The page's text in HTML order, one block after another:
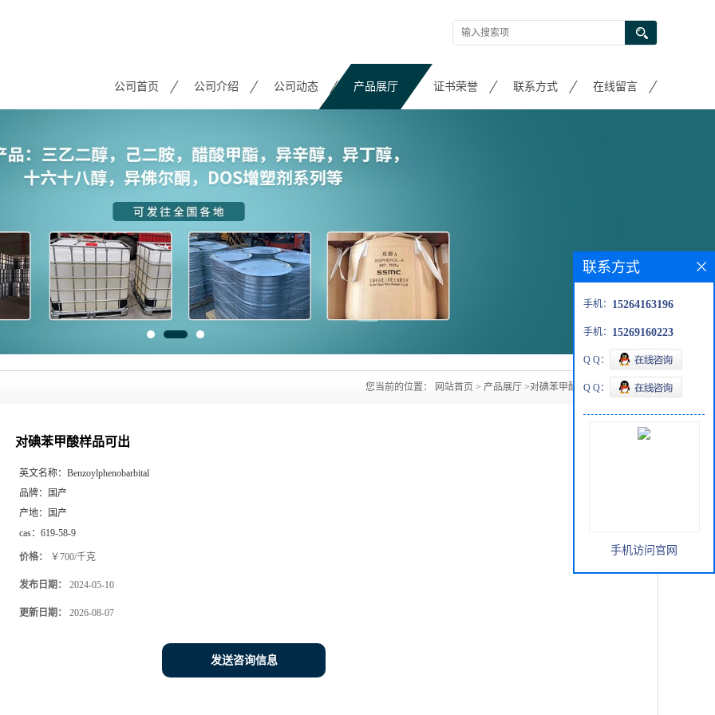
公司首页 公司介绍 公司动态 产品展厅 证书荣誉 联系方式 在线留言
您当前的位置： 网站首页 > 产品展厅 >对碘苯甲酸样品可出
对碘苯甲酸样品可出
英文名称： Benzoylphenobarbital
品牌： 国产
产地： 国产
cas： 619-58-9
价格： ￥700/千克
发布日期： 2024-05-10
更新日期： 2026-08-07
发送咨询信息
联系方式
手机： 15264163196
手机： 15269160223
Q Q：
Q Q：
手机访问官网